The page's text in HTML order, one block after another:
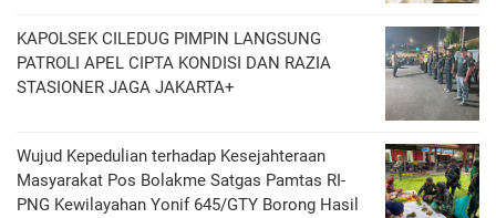
KAPOLSEK CILEDUG PIMPIN LANGSUNG
PATROLI APEL CIPTA KONDISI DAN RAZIA
STASIONER JAGA JAKARTA+
Wujud Kepedulian terhadap Kesejahteraan
Masyarakat Pos Bolakme Satgas Pamtas RI-
PNG Kewilayahan Yonif 645/GTY Borong Hasil